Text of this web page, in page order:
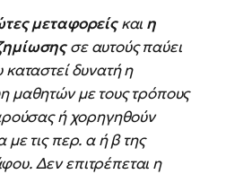
μεταφορείςκαι η
σε αυτούς παύει
δυνατή η
μαθητών με τους τρόπους
ή χορηγηθούν
τις περ. α ή β της
Δεν επιτρέπεται η